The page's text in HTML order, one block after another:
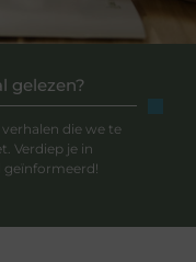
gelezen?
die we te
Verdiep je in
geïnformeerd!